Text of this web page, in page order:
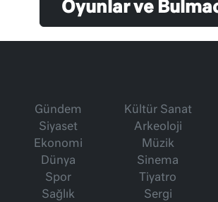
Oyunlar ve
Gündem
Siyaset
Ekonomi
Dünya
Spor
Sağlık
Kültür Sanat
Arkeoloji
Müzik
Sinema
Tiyatro
Sergi